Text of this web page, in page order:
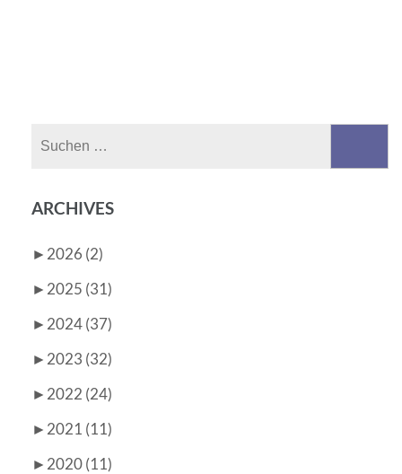
ARCHIVES
► 2026 (2)
► 2025 (31)
► 2024 (37)
► 2023 (32)
► 2022 (24)
► 2021 (11)
► 2020 (11)